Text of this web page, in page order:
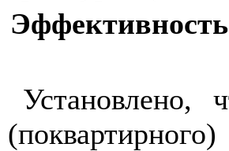
Установлено,